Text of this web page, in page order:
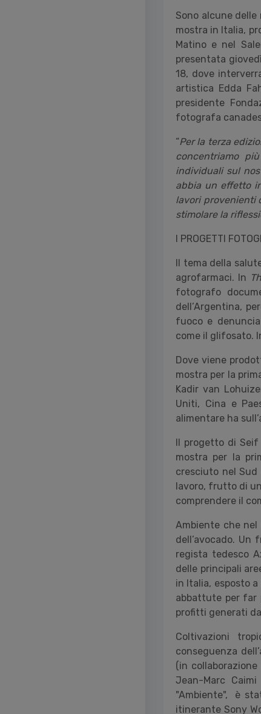
Sono alcune
mostra in Italia,
Matino e nel
presentata
18, dove
artistica Edda
presidente
fotografa
“Per la terza
concentriamo
individuali sul
abbia un effetto
lavori provenienti
stimolare la
I PROGETTI
Il tema della
agrofarmaci. In
fotografo
dell’Argentina,
fuoco e
come il glifosato.
Dove viene
mostra per la
Kadir van
Uniti, Cina e
alimentare ha sull’
Il progetto di Seif
mostra per la
cresciuto nel Sud
lavoro, frutto di
comprendere il
Ambiente che
dell’avocado. Un
regista tedesco
delle principali
in Italia, esposto
abbattute per far
profitti generati
Coltivazioni
conseguenza dell’
(in
Jean-Marc
"Ambiente", è
itinerante Sony